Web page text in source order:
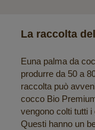
La raccolta
Euna palma da
produrre da 50 a
raccolta può
cocco Bio
vengono colti tutti
Questi hanno un